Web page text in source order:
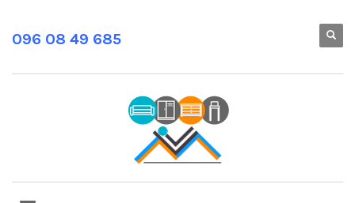
096 08 49 685